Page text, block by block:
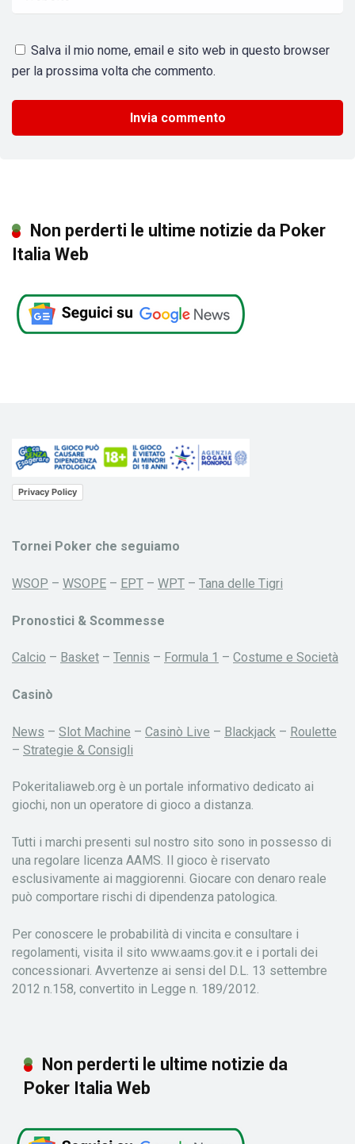
Salva il mio nome, email e sito web in questo browser
per la prossima volta che commento.
Non perderti le ultime notizie da Poker
Italia Web
Privacy Policy
Tornei Poker che seguiamo
WSOP – WSOPE – EPT – WPT – Tana delle Tigri
Pronostici & Scommesse
Calcio – Basket – Tennis – Formula 1 – Costume e Società
Casinò
News – Slot Machine – Casinò Live – Blackjack – Roulette
– Strategie & Consigli
Pokeritaliaweb.org è un portale informativo dedicato ai
giochi, non un operatore di gioco a distanza.
Tutti i marchi presenti sul nostro sito sono in possesso di
una regolare licenza AAMS. Il gioco è riservato
esclusivamente ai maggiorenni. Giocare con denaro reale
può comportare rischi di dipendenza patologica.
Per conoscere le probabilità di vincita e consultare i
regolamenti, visita il sito www.aams.gov.it e i portali dei
concessionari. Avvertenze ai sensi del D.L. 13 settembre
2012 n.158, convertito in Legge n. 189/2012.
Non perderti le ultime notizie da
Poker Italia Web